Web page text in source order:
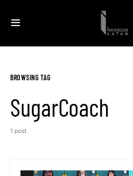
BROWSING TAG
SugarCoach
1 post